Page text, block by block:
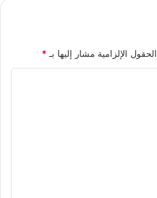
الحقول الإلزامية مشار إليها بـ*